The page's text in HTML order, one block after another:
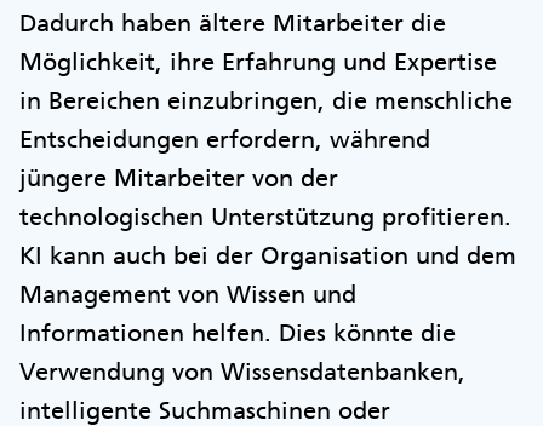
Dadurch haben ältere Mitarbeiter die
Möglichkeit, ihre Erfahrung und Expertise
in Bereichen einzubringen, die menschliche
Entscheidungen erfordern, während
jüngere Mitarbeiter von der
technologischen Unterstützung profitieren.
KI kann auch bei der Organisation und dem
Management von Wissen und
Informationen helfen. Dies könnte die
Verwendung von Wissensdatenbanken,
intelligente Suchmaschinen oder